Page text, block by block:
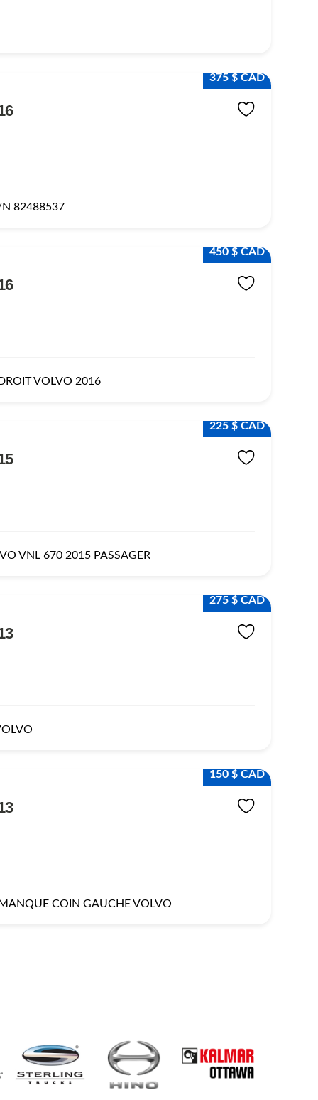
375 $ CAD
N 82488537
450 $ CAD
VOLVO 2016
225 $ CAD
VNL 670 2015 PASSAGER
275 $ CAD
150 $ CAD
COIN GAUCHE VOLVO